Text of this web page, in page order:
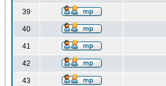
39
40
41
42
43